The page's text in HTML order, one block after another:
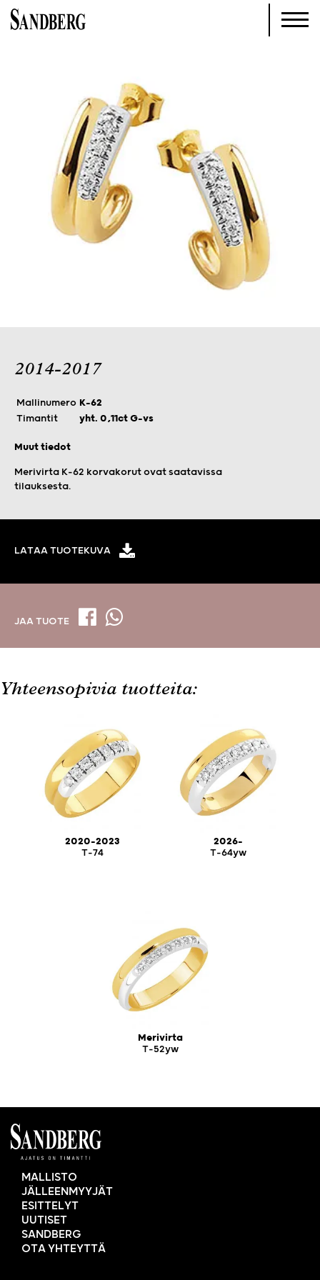
2014-2017
Mallinumero K-62
Timantit
yht. 0,11ct G-vs
Muut tiedot
Merivirta K-62 korvakorut ovat saatavissa
tilauksesta.
LATAA TUOTEKUVA
JAA TUOTE
Yhteensopivia tuotteita:
2020-2023
T-74
2026-
T-64yw
Merivirta
T-52yw
MALLISTO
JÄLLEENMYYJÄT
ESITTELYT
UUTISET
SANDBERG
OTA YHTEYTTÄ